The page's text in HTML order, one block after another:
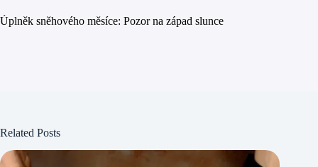
Úplněk sněhového měsíce: Pozor na západ slunce
Related Posts